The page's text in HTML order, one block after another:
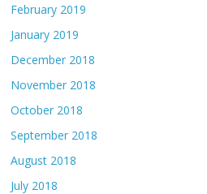
February 2019
January 2019
December 2018
November 2018
October 2018
September 2018
August 2018
July 2018